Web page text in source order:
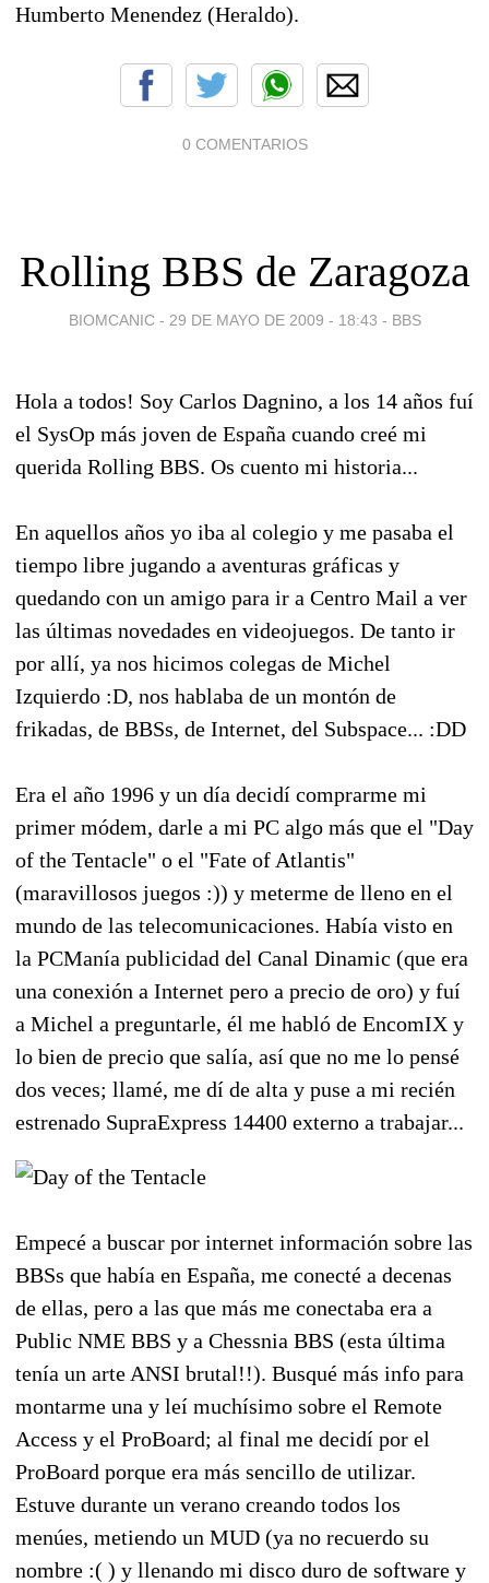
Humberto Menendez (Heraldo).
0 COMENTARIOS
Rolling BBS de Zaragoza
BIOMCANIC - 29 DE MAYO DE 2009 - 18:43 - BBS
Hola a todos! Soy Carlos Dagnino, a los 14 años fuí
el SysOp más joven de España cuando creé mi
querida Rolling BBS. Os cuento mi historia...
En aquellos años yo iba al colegio y me pasaba el
tiempo libre jugando a aventuras gráficas y
quedando con un amigo para ir a Centro Mail a ver
las últimas novedades en videojuegos. De tanto ir
por allí, ya nos hicimos colegas de Michel
Izquierdo :D, nos hablaba de un montón de
frikadas, de BBSs, de Internet, del Subspace... :DD
Era el año 1996 y un día decidí comprarme mi
primer módem, darle a mi PC algo más que el "Day
of the Tentacle" o el "Fate of Atlantis"
(maravillosos juegos :)) y meterme de lleno en el
mundo de las telecomunicaciones. Había visto en
la PCManía publicidad del Canal Dinamic (que era
una conexión a Internet pero a precio de oro) y fuí
a Michel a preguntarle, él me habló de EncomIX y
lo bien de precio que salía, así que no me lo pensé
dos veces; llamé, me dí de alta y puse a mi recién
estrenado SupraExpress 14400 externo a trabajar...
Empecé a buscar por internet información sobre las
BBSs que había en España, me conecté a decenas
de ellas, pero a las que más me conectaba era a
Public NME BBS y a Chessnia BBS (esta última
tenía un arte ANSI brutal!!). Busqué más info para
montarme una y leí muchísimo sobre el Remote
Access y el ProBoard; al final me decidí por el
ProBoard porque era más sencillo de utilizar.
Estuve durante un verano creando todos los
menúes, metiendo un MUD (ya no recuerdo su
nombre :( ) y llenando mi disco duro de software y